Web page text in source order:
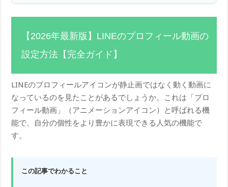
【2026年最新版】LINEのプロフィール動画の
設定方法【完全ガイド】
LINEのプロフィールアイコンが静止画ではなく動く動画に
なっているのを見たことがあるでしょうか。これは「プロ
フィール動画」（アニメーションアイコン）と呼ばれる機
能で、自分の個性をより豊かに表現できる人気の機能で
す。
この記事でわかること